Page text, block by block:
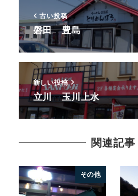
古い投稿
磐田 豊島
新しい投稿
立川 玉川上水
関連記事
その他